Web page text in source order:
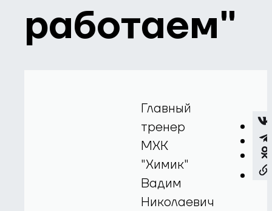
работаем"
Главный
тренер
МХК
"Химик"
Вадим
Николаевич